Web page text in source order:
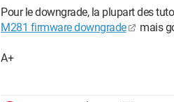
Pour le downgrade, la plupart des
M281 firmware downgrade
mais
A+